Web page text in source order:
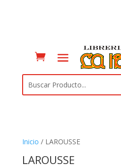
Inicio / LAROUSSE
LAROUSSE